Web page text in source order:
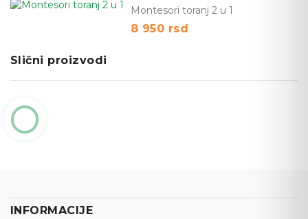
Montesori toranj 2 u 1
8 950 rsd
Slični proizvodi
INFORMACIJE